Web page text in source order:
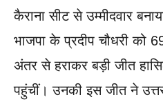
कैराना सीट से उम्मीदवार
भाजपा के प्रदीप चौधरी को
अंतर से हराकर बड़ी जीत
पहुंचीं। उनकी इस जीत ने